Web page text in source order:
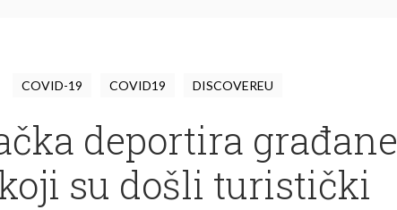
COVID-19 COVID19 DISCOVEREU
deportira građane
su došli turistički